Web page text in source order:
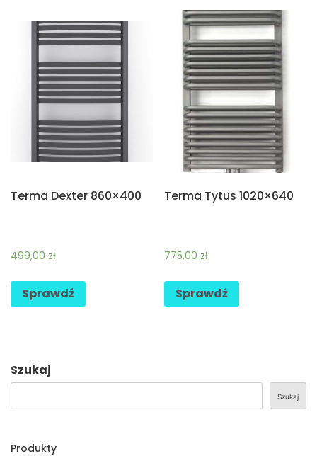
Terma Dexter 860×400
499,00 zł
Sprawdź
Terma Tytus 1020×640
775,00 zł
Sprawdź
Szukaj
Szukaj
Produkty